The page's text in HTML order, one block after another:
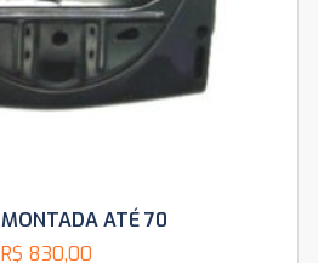
ATÉ 70
R$ 830,00